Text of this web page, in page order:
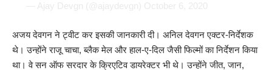
अजय देवगन ने ट्वीट कर इसकी जानकारी दी। अनिल देवगन एक्टर-निर्देशक
थे। उन्होंने राजू चाचा, ब्लैक मेल और हाल-ए-दिल जैसी फिल्मों का निर्देशन किया
था। वे सन ऑफ सरदार के क्रिएटिव डायरेक्टर भी थे। उन्होंने जीत, जान,